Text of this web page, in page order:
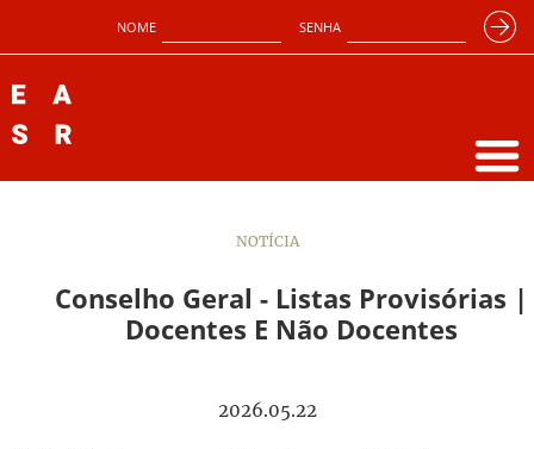
NOME SENHA
NOTÍCIA
Conselho Geral - Listas Provisórias |
Docentes E Não Docentes
2026.05.22